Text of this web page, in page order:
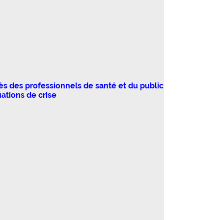
des professionnels de santé et du public
de crise